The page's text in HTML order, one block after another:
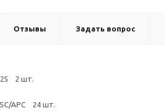
Отзывы Задать вопрос
2 шт.
APC 24 шт.